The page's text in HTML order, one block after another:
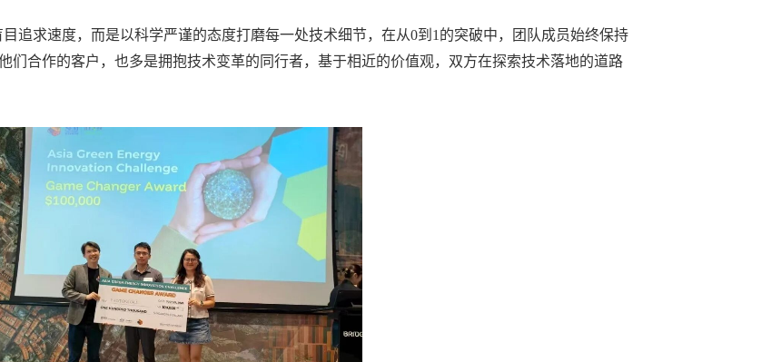
追求速度，而是以科学严谨的态度打磨每一处技术细节，在从0到1的突破中，团队成员始终保持
们合作的客户，也多是拥抱技术变革的同行者，基于相近的价值观，双方在探索技术落地的道路